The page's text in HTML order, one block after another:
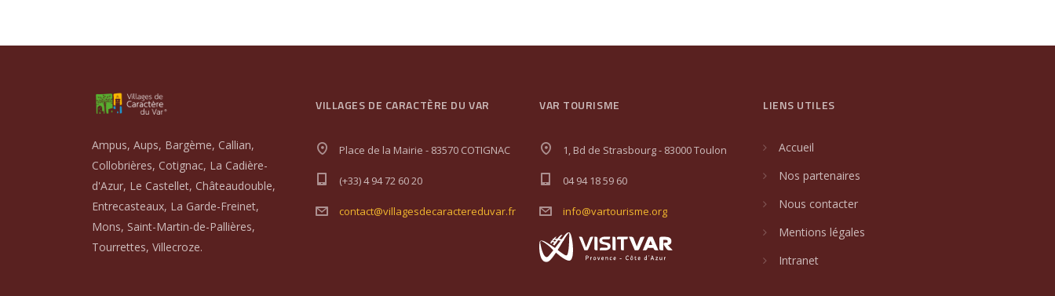
Ampus, Aups, Bargème, Callian,
Collobrières, Cotignac, La Cadière-
d'Azur, Le Castellet, Châteaudouble,
Entrecasteaux, La Garde-Freinet,
Mons, Saint-Martin-de-Pallières,
Tourrettes, Villecroze.
VILLAGES DE CARACTÈRE DU VAR
Place de la Mairie - 83570 COTIGNAC
(+33) 4 94 72 60 20
contact@villagesdecaractereduvar.fr
VAR TOURISME
1, Bd de Strasbourg - 83000 Toulon
04 94 18 59 60
info@vartourisme.org
LIENS UTILES
Accueil
Nos partenaires
Nous contacter
Mentions légales
Intranet